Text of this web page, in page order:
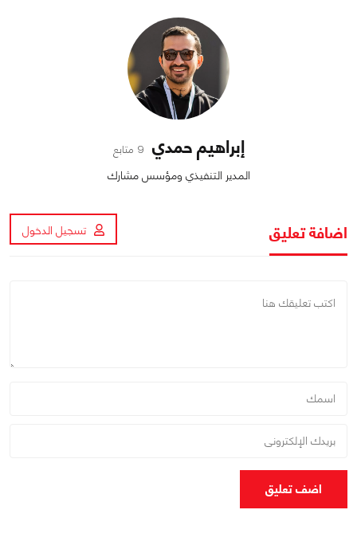
إبراهيم حمدي 9 متابع
المدير التنفيذي ومؤسس مشارك
اضافة تعليق تسجيل الدخول
اضف تعليق